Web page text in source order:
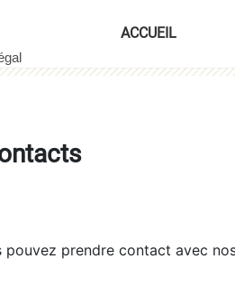
ACCUEIL
prendre contact avec